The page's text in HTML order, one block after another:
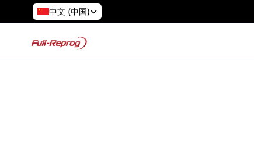
中文 (中国)